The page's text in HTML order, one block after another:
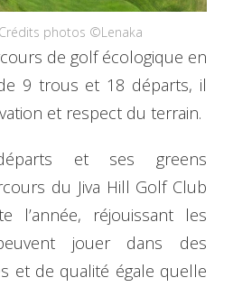
Crédits photos ©Lenaka
de golf écologique en
9 trous et 18 départs, il
et respect du terrain.
et ses greens
du Jiva Hill Golf Club
l’année, réjouissant les
jouer dans des
et de qualité égale quelle